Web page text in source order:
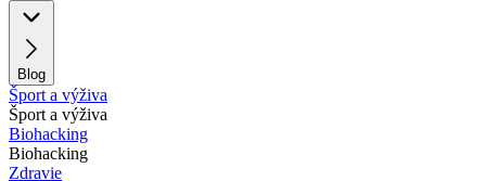
Blog
Šport a výživa
Šport a výživa
Biohacking
Biohacking
Zdravie